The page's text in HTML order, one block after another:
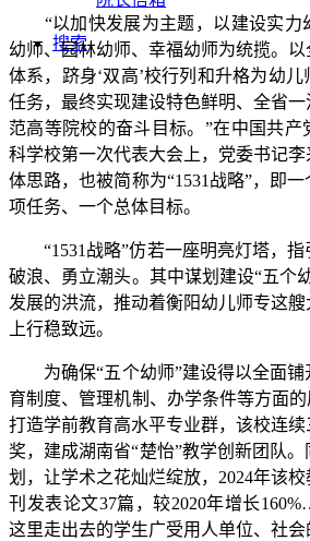
搜索
“以加快发展为主题，以建设实力
幼师、园林幼师、幸福幼师为统揽。
体系，跻身‘双高’校行列和升格为幼
任务，最终实现建设特色鲜明、全省
范高等院校的奋斗目标。”在中国共产
科学校第一次代表大会上，党委书记
体思路，也被简称为“1531战略”，即
项任务、一个总体目标。
“1531战略”仿若一座明亮灯塔，指
破浪、勇立潮头。其中谋划建设“五个
发展的洪流，推动着衡阳幼儿师专这
上行稳致远。
为确保“五个幼师”建设得以全面铺
育制度、管理机制、办学条件等方面
打造学前教育高水平专业群，该校连
奖，建成湖南省“楚怡”教学创新团队‌
划，让学术之花灿烂绽放，2024年该
刊发表论文37篇，较2020年增长
这里走出去的学生广受用人单位、社